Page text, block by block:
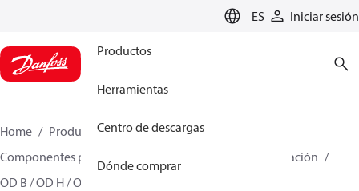
ES Iniciar sesión
Productos
Herramientas
Centro de descargas
Dónde comprar
Home Productos
Climate Solutions for heating
Componentes para quemador
Boquillas de pulverización
OD B / OD H / OD S